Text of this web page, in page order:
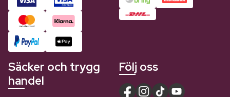
Säcker och trygg
handel
Följ oss